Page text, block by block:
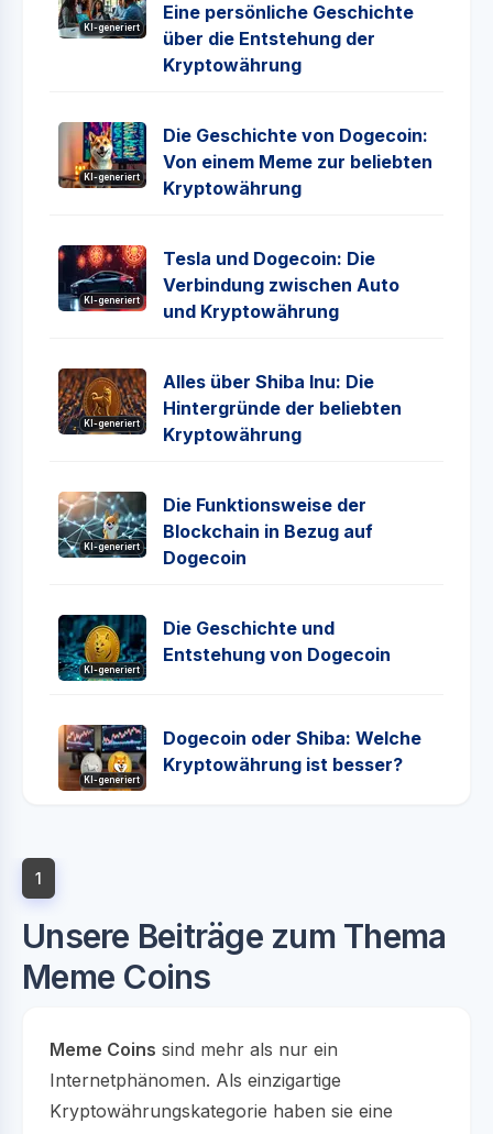
KI-generiert
Eine persönliche Geschichte
über die Entstehung der
Kryptowährung
KI-generiert
Die Geschichte von Dogecoin:
Von einem Meme zur beliebten
Kryptowährung
KI-generiert
Tesla und Dogecoin: Die
Verbindung zwischen Auto
und Kryptowährung
KI-generiert
Alles über Shiba Inu: Die
Hintergründe der beliebten
Kryptowährung
KI-generiert
Die Funktionsweise der
Blockchain in Bezug auf
Dogecoin
KI-generiert
Die Geschichte und
Entstehung von Dogecoin
KI-generiert
Dogecoin oder Shiba: Welche
Kryptowährung ist besser?
1
Unsere Beiträge zum Thema
Meme Coins
Meme Coins sind mehr als nur ein
Internetphänomen. Als einzigartige
Kryptowährungskategorie haben sie eine